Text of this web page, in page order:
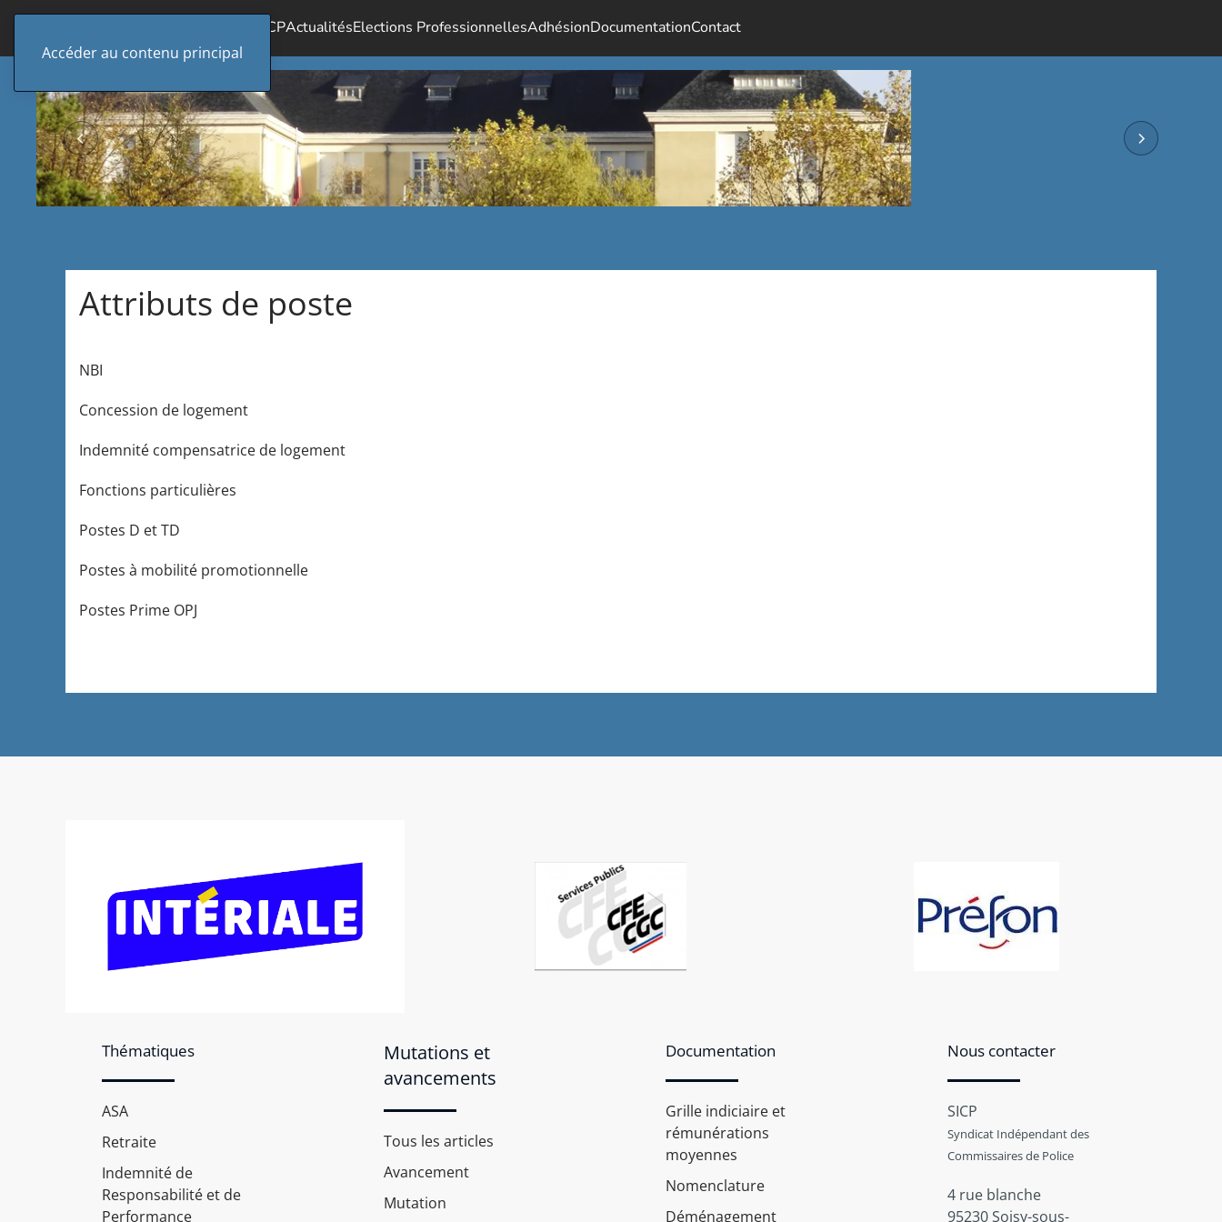
Accéder au contenu principal
Le SICPActualitésElections ProfessionnellesAdhésionDocumentationContact
Attributs de poste
NBI
Concession de logement
Indemnité compensatrice de logement
Fonctions particulières
Postes D et TD
Postes à mobilité promotionnelle
Postes Prime OPJ
Thématiques
ASA
Retraite
Indemnité de
Responsabilité et de
Performance
Mutations et
avancements
Tous les articles
Avancement
Mutation
Documentation
Grille indiciaire et
rémunérations
moyennes
Nomenclature
Déménagement
Nous contacter
SICP
Syndicat Indépendant des
Commissaires de Police
4 rue blanche
95230 Soisy-sous-